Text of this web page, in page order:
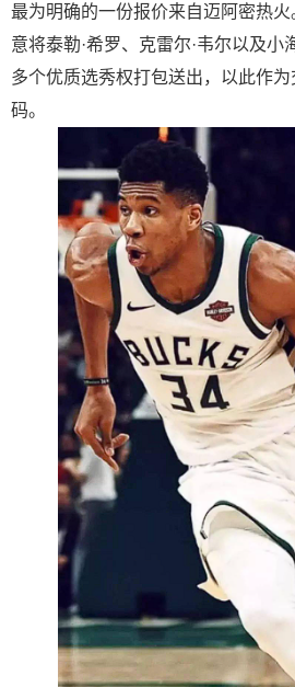
最为明确的一份报价来自迈阿密热
意将泰勒·希罗、克雷尔·韦尔以及小
多个优质选秀权打包送出，以此作
码。